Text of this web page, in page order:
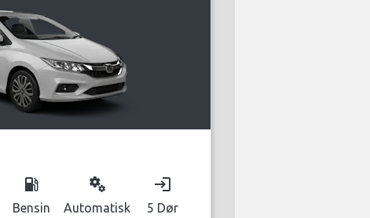
local_gas_station
Bensin
miscellaneous_services
Automatisk
login
5 Dør